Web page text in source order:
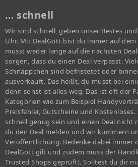
… schnell
Wir sind schnell, geben unser Bestes
Uhr. Mit DealGott bist du immer auf
musst weder lange auf die nächsten
sorgen, dass du einen Deal verpasst.
Schnäppchen sind befristetet oder
ausverkauft. Das heißt, du musst bei
denn sonst ist alles weg. Das ist oft der
Kategorien wie zum Beispiel
Preisfehler, Gutscheine und
schnell genug sein und einen Deal nicht
du den Deal melden und wir kümmern
Veröffentlichung. Bedenke dabei immer
DealGott gilt und zudem muss der
Trusted Shops geprüft). Solltest du dir